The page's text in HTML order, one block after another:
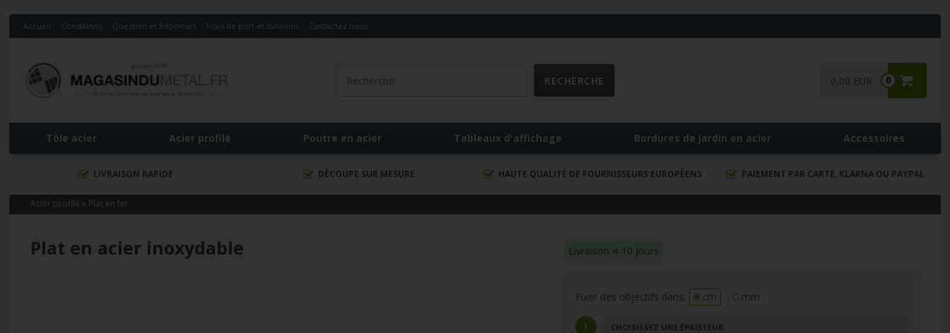
Accueil Conditions Question et Réponses Frais de port et livraison Contactez nous
0
0,00 EUR
Tôle acier Acier profilé Poutre en acier Tableaux d'affichage Bordures de jardin en acier Accessoires
LIVRAISON RAPIDE DÉCOUPE SUR MESURE HAUTE QUALITÉ DE FOURNISSEURS EUROPÉENS PAIEMENT PAR CARTE, KLARNA OU PAYPAL
Acier profilé » Plat en fer
Plat en acier inoxydable Livraison 4-10 Jours
Fixer des objectifs dans: cm mm
CHOISISSEZ UNE ÉPAISSEUR